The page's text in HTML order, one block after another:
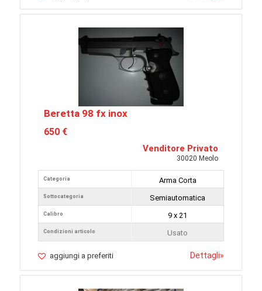
Beretta 98 fx inox
650 €
Venditore Privato
30020 Meolo
Categoria
Sottocategoria
Calibro
Condizioni articolo
Arma Corta
Semiautomatica
9 x 21
Usato
aggiungi a preferiti Dettagli»